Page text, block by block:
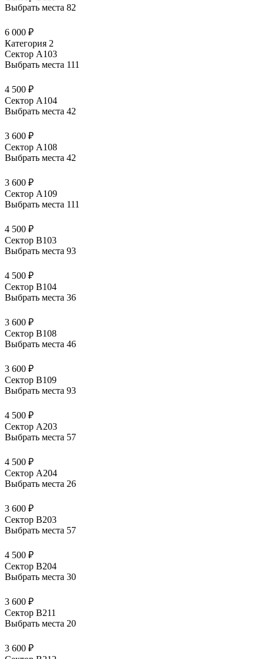
Выбрать места 82
6 000 ₽
Категория 2
Сектор А103
Выбрать места 111
4 500 ₽
Сектор А104
Выбрать места 42
3 600 ₽
Сектор А108
Выбрать места 42
3 600 ₽
Сектор А109
Выбрать места 111
4 500 ₽
Сектор В103
Выбрать места 93
4 500 ₽
Сектор В104
Выбрать места 36
3 600 ₽
Сектор В108
Выбрать места 46
3 600 ₽
Сектор В109
Выбрать места 93
4 500 ₽
Сектор А203
Выбрать места 57
4 500 ₽
Сектор А204
Выбрать места 26
3 600 ₽
Сектор В203
Выбрать места 57
4 500 ₽
Сектор В204
Выбрать места 30
3 600 ₽
Сектор В211
Выбрать места 20
3 600 ₽